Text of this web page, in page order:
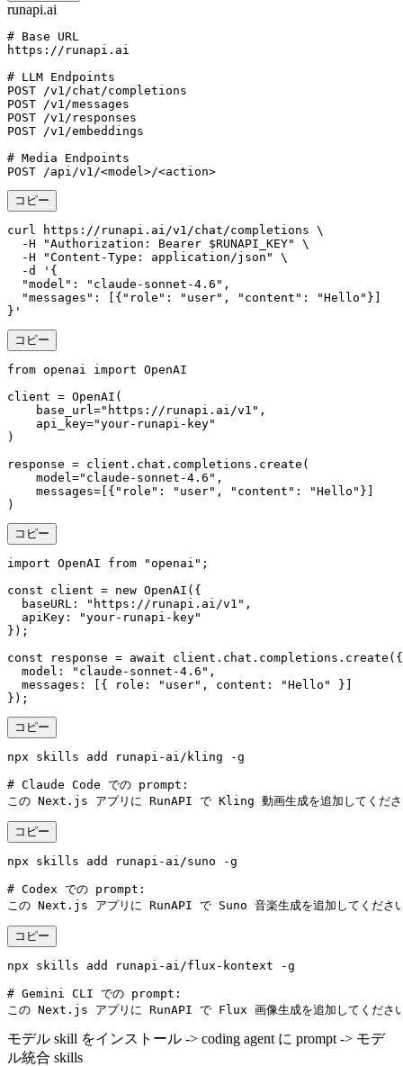
runapi.ai
# Base URL
https://runapi.ai
# LLM Endpoints
POST /v1/chat/completions
POST /v1/messages
POST /v1/responses
POST /v1/embeddings
# Media Endpoints
POST /api/v1/<model>/<action>
コピー
curl https://runapi.ai/v1/chat/completions \
  -H "Authorization: Bearer $RUNAPI_KEY" \
  -H "Content-Type: application/json" \
  -d '{
  "model": "claude-sonnet-4.6",
  "messages": [{"role": "user", "content": "Hello"}]
}'
コピー
from openai import OpenAI
client = OpenAI(
    base_url="https://runapi.ai/v1",
    api_key="your-runapi-key"
)
response = client.chat.completions.create(
    model="claude-sonnet-4.6",
    messages=[{"role": "user", "content": "Hello"}]
)
コピー
import OpenAI from "openai";
const client = new OpenAI({
  baseURL: "https://runapi.ai/v1",
  apiKey: "your-runapi-key"
});
const response = await client.chat.completions.create({
  model: "claude-sonnet-4.6",
  messages: [{ role: "user", content: "Hello" }]
});
コピー
npx skills add runapi-ai/kling -g
# Claude Code での prompt:
この Next.js アプリに RunAPI で Kling 動画生成を追加してくださ
コピー
npx skills add runapi-ai/suno -g
# Codex での prompt:
この Next.js アプリに RunAPI で Suno 音楽生成を追加してくださ
コピー
npx skills add runapi-ai/flux-kontext -g
# Gemini CLI での prompt:
この Next.js アプリに RunAPI で Flux 画像生成を追加してくださ
モデル skill をインストール -> coding agent に prompt -> モデ
ル統合 skills